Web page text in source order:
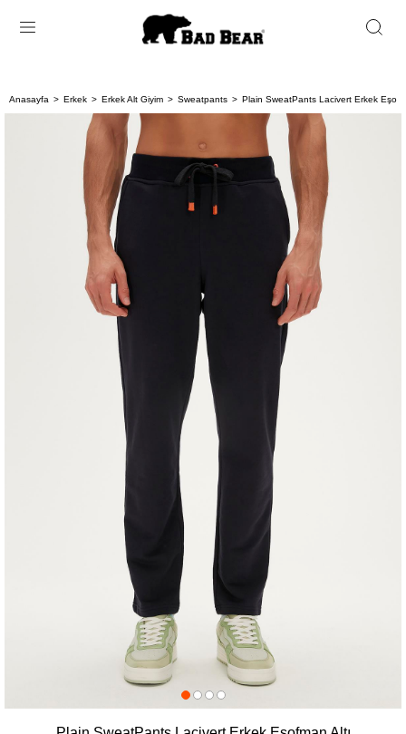
Anasayfa Erkek Erkek Alt Giyim Sweatpants Plain SweatPants Lacivert Erkek